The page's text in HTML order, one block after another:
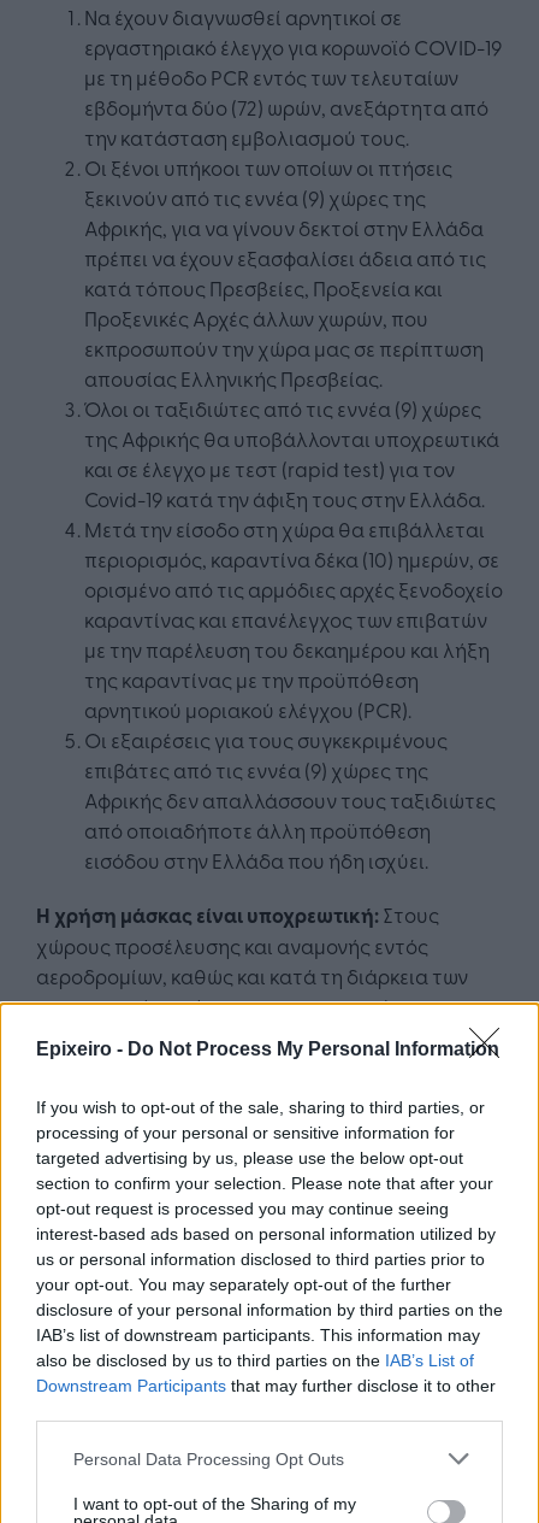
Epixeiro - Do Not Process My Personal Information
If you wish to opt-out of the sale, sharing to third parties, or
processing of your personal or sensitive information for
targeted advertising by us, please use the below opt-out
section to confirm your selection. Please note that after your
opt-out request is processed you may continue seeing
interest-based ads based on personal information utilized by
us or personal information disclosed to third parties prior to
your opt-out. You may separately opt-out of the further
disclosure of your personal information by third parties on the
IAB’s list of downstream participants. This information may
also be disclosed by us to third parties on the IAB’s List of
Downstream Participants that may further disclose it to other
Personal Data Processing Opt Outs
I want to opt-out of the Sharing of my
Να έχουν διαγνωσθεί αρνητικοί σε
εργαστηριακό έλεγχο για κορωνοϊό COVID-19
με τη μέθοδο PCR εντός των τελευταίων
εβδομήντα δύο (72) ωρών, ανεξάρτητα από
την κατάσταση εμβολιασμού τους.
Οι ξένοι υπήκοοι των οποίων οι πτήσεις
ξεκινούν από τις εννέα (9) χώρες της
Αφρικής, για να γίνουν δεκτοί στην Ελλάδα
πρέπει να έχουν εξασφαλίσει άδεια από τις
κατά τόπους Πρεσβείες, Προξενεία και
Προξενικές Αρχές άλλων χωρών, που
εκπροσωπούν την χώρα μας σε περίπτωση
απουσίας Ελληνικής Πρεσβείας.
Όλοι οι ταξιδιώτες από τις εννέα (9) χώρες
της Αφρικής θα υποβάλλονται υποχρεωτικά
και σε έλεγχο με τεστ (rapid test) για τον
Covid-19 κατά την άφιξη τους στην Ελλάδα.
Μετά την είσοδο στη χώρα θα επιβάλλεται
περιορισμός, καραντίνα δέκα (10) ημερών, σε
ορισμένο από τις αρμόδιες αρχές ξενοδοχείο
καραντίνας και επανέλεγχος των επιβατών
με την παρέλευση του δεκαημέρου και λήξη
της καραντίνας με την προϋπόθεση
αρνητικού μοριακού ελέγχου (PCR).
Οι εξαιρέσεις για τους συγκεκριμένους
επιβάτες από τις εννέα (9) χώρες της
Αφρικής δεν απαλλάσσουν τους ταξιδιώτες
από οποιαδήποτε άλλη προϋπόθεση
εισόδου στην Ελλάδα που ήδη ισχύει.
Η χρήση μάσκας είναι υποχρεωτική:Στους
χώρους προσέλευσης και αναμονής εντός
αεροδρομίων, καθώς και κατά τη διάρκεια των
αεροπορικών πτήσεων, το προσωπικό και οι
επιβάτες υποχρεούνται να φέρουν μάσκα
προστασίας. Επίσης οι επιβάτες υποχρεούνται να
συμμορφώνονται προς τις υποδείξεις του
μόνιμου και έκτακτου προσωπικού των
αεροδρομίων ή των αεροπορικών εταιρειών που
επιφορτίζεται με τα καθήκοντα εποπτείας,
διαχείρισης πλήθους και υποβοήθησης των
επιβατών, προκειμένου να τηρούνται οι
αναγκαίες αποστάσεις και να διασφαλίζεται η
ελεγχόμενη επιβίβαση-αποβίβαση και αναμονή
προς αποφυγή συνωστισμού. Ο έλεγχος των
παραπάνω εγγράφων πραγματοποιείται από
τους υπαλλήλους των αεροπορικών εταιρειών
και δειγματοληπτικά από τις αστυνομικές αρχές.
Οι αεροπορικές εταιρίες υποχρεούνται στον
του, ώστε να επιβεβαιωθεί ότι φέρει τα